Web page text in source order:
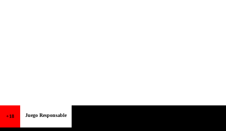
+18 Juego Responsable